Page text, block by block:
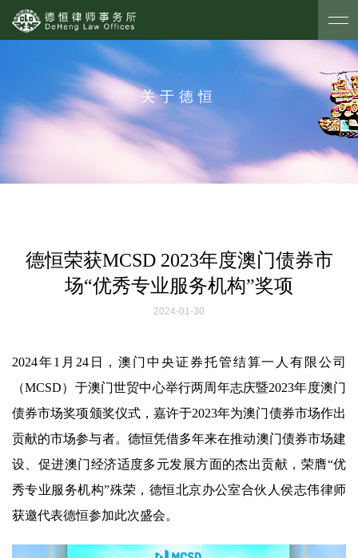
关于德恒
德恒荣获MCSD 2023年度澳门债券市
场“优秀专业服务机构”奖项
2024-01-30
2024年1月24日，澳门中央证券托管结算一人有限公司
（MCSD）于澳门世贸中心举行两周年志庆暨2023年度澳门
债券市场奖项颁奖仪式，嘉许于2023年为澳门债券市场作出
贡献的市场参与者。德恒凭借多年来在推动澳门债券市场建
设、促进澳门经济适度多元发展方面的杰出贡献，荣膺“优
秀专业服务机构”殊荣，德恒北京办公室合伙人侯志伟律师
获邀代表德恒参加此次盛会。